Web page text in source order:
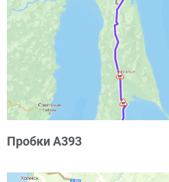
Пробки А393